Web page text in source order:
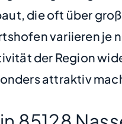
die oft über
variieren je
der Region
attraktiv